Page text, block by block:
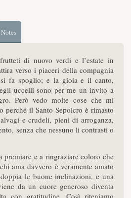
Notes
di nuovo verdi e l’estate in
verso i piaceri della compagnia
fa spoglio; e la gioia e il canto,
uccelli sono per me un invito a
Però vedo molte cose che mi
perché il Santo Sepolcro è rimasto
e crudeli, pieni di arroganza,
senza che nessuno li contrasti o
e a ringraziare coloro che
ama davvero è veramente amato
le buone inclinazioni, e una
da un cuore generoso diventa
con gratitudine. Così riteniamo